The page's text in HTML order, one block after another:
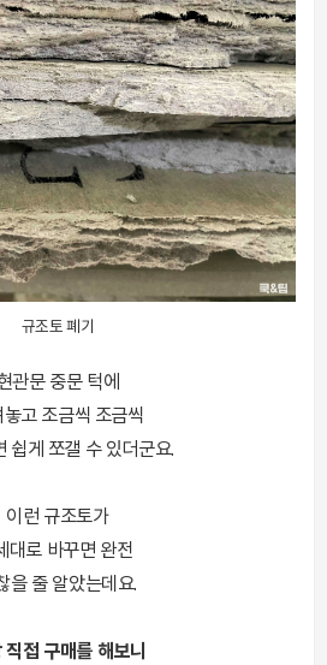
규조토 폐기
관문 중문 턱에
놓고 조금씩 조금씩
쉽게 쪼갤 수 있더군요.
이런 규조토가
대로 바꾸면 완전
을 줄 알았는데요.
직접 구매를 해보니